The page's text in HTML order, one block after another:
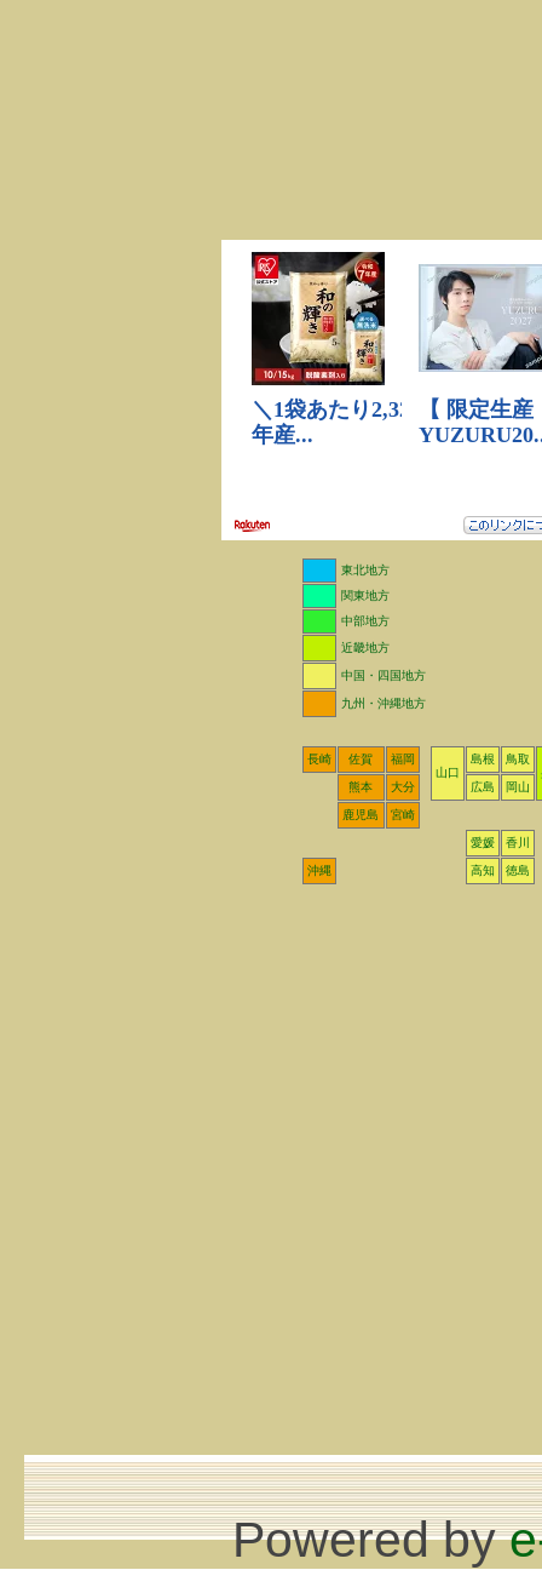
東北地方
関東地方
中部地方
近畿地方
中国・四国地方
九州・沖縄地方
長崎 佐賀
福岡
山口
島根
鳥取
熊本
大分 広島 岡山
鹿児島 宮崎
愛媛 香川
沖縄 高知 徳島
Powered by